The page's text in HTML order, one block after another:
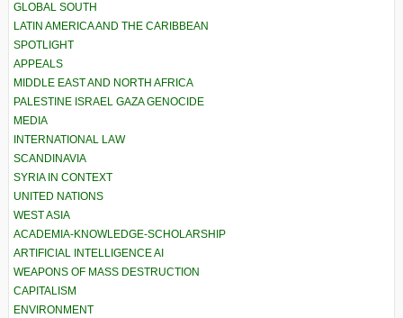
GLOBAL SOUTH
LATIN AMERICA AND THE CARIBBEAN
SPOTLIGHT
APPEALS
MIDDLE EAST AND NORTH AFRICA
PALESTINE ISRAEL GAZA GENOCIDE
MEDIA
INTERNATIONAL LAW
SCANDINAVIA
SYRIA IN CONTEXT
UNITED NATIONS
WEST ASIA
ACADEMIA-KNOWLEDGE-SCHOLARSHIP
ARTIFICIAL INTELLIGENCE AI
WEAPONS OF MASS DESTRUCTION
CAPITALISM
ENVIRONMENT